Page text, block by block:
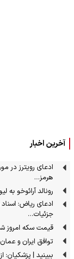
آخرین اخبار
ادعای رویترز در
هرمز…
رونالد آرائوخو به
ادعای ریاض:
جزئیات…
قیمت سکه امروز شنبه ۱۷ مرداد ۱۴۰۵ / سکه
توافق ایران و
ببینید |